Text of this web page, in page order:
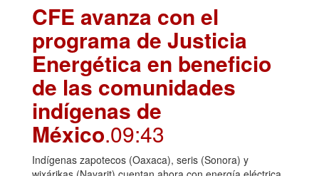
CFE avanza con el
programa de Justicia
Energética en beneficio
de las comunidades
indígenas de
México.09:43
Indígenas zapotecos (Oaxaca), seris (Sonora) y